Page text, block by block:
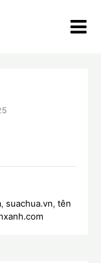
, suachua.vn,tên